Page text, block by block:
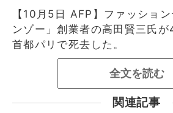
【10月5日 AFP】ファッショ
ンゾー」創業者の高田賢三氏
首都パリで死去した。
全文を読む
関連記事